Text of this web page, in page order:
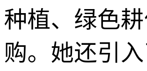
种植、绿色
购。她还引